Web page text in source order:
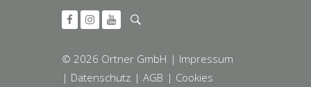
© 2026 Ortner GmbH | Impressum
| Datenschutz | AGB | Cookies